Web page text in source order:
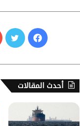
ف
س
و
ي
أحدث المقالات